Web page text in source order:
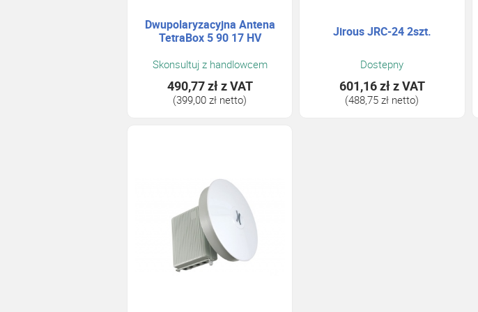
Dwupolaryzacyjna Antena
TetraBox 5 90 17 HV
Skonsultuj z handlowcem
490,77 złz VAT
(399,00 zł netto)
Jirous JRC-24 2szt.
Dostepny
601,16 złz VAT
(488,75 zł netto)